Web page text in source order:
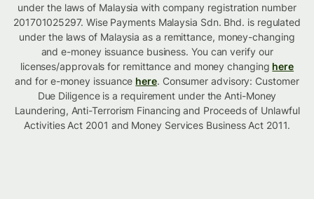
under the laws of Malaysia with company registration number
201701025297. Wise Payments Malaysia Sdn. Bhd. is regulated
under the laws of Malaysia as a remittance, money-changing
and e-money issuance business. You can verify our
licenses/approvals for remittance and money changing here
and for e-money issuance here. Consumer advisory: Customer
Due Diligence is a requirement under the Anti-Money
Laundering, Anti-Terrorism Financing and Proceeds of Unlawful
Activities Act 2001 and Money Services Business Act 2011.